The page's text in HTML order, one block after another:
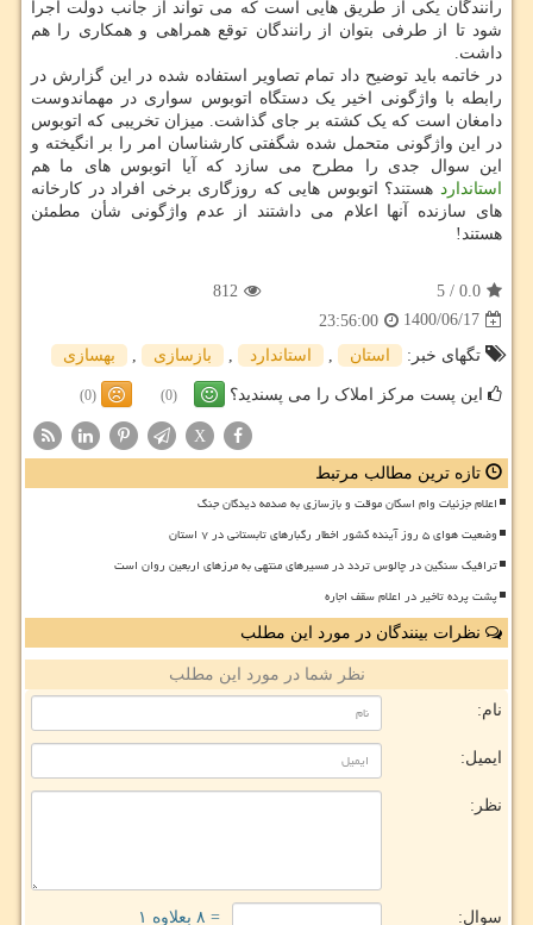
رانندگان یکی از طریق هایی است که می تواند از جانب دولت اجرا
شود تا از طرفی بتوان از رانندگان توقع همراهی و همکاری را هم
داشت.
در خاتمه باید توضیح داد تمام تصاویر استفاده شده در این گزارش در
رابطه با واژگونی اخیر یک دستگاه اتوبوس سواری در مهماندوست
دامغان است که یک کشته بر جای گذاشت. میزان تخریبی که اتوبوس
در این واژگونی متحمل شده شگفتی کارشناسان امر را بر انگیخته و
این سوال جدی را مطرح می سازد که آیا اتوبوس های ما هم
استاندارد هستند؟ اتوبوس هایی که روزگاری برخی افراد در کارخانه
های سازنده آنها اعلام می داشتند از عدم واژگونی شأن مطمئن
هستند!
0.0
/
5
812
1400/06/17
23:56:00
تگهای خبر:
استان , استاندارد , بازسازی , بهسازی
این پست مرکز املاک را می پسندید؟ (0)
(0)
X
تازه ترین مطالب مرتبط
اعلام جزئیات وام اسکان موقت و بازسازی به صدمه دیدگان جنگ
وضعیت هوای ۵ روز آینده کشور اخطار رگبارهای تابستانی در ۷ استان
ترافیک سنگین در چالوس تردد در مسیرهای منتهی به مرزهای اربعین روان است
پشت پرده تاخیر در اعلام سقف اجاره
نظرات بینندگان در مورد این مطلب
نظر شما در مورد این مطلب
نام:
ایمیل:
نظر:
سوال: = ۸ بعلاوه ۱